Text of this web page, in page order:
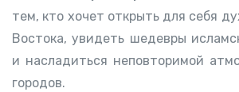
тем, кто хочет открыть для себя
Востока, увидеть шедевры
и насладиться неповторимой
городов.